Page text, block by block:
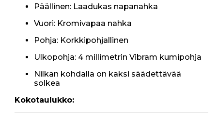
Päällinen: Laadukas napanahka
Vuori: Kromivapaa nahka
Pohja: Korkkipohjallinen
Ulkopohja: 4 millimetrin Vibram kumipohja
Nilkan kohdalla on kaksi säädettävää
solkea
Kokotaulukko: